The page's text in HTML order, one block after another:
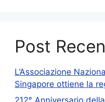
Post
L’Associazione
Singapore ottiene la